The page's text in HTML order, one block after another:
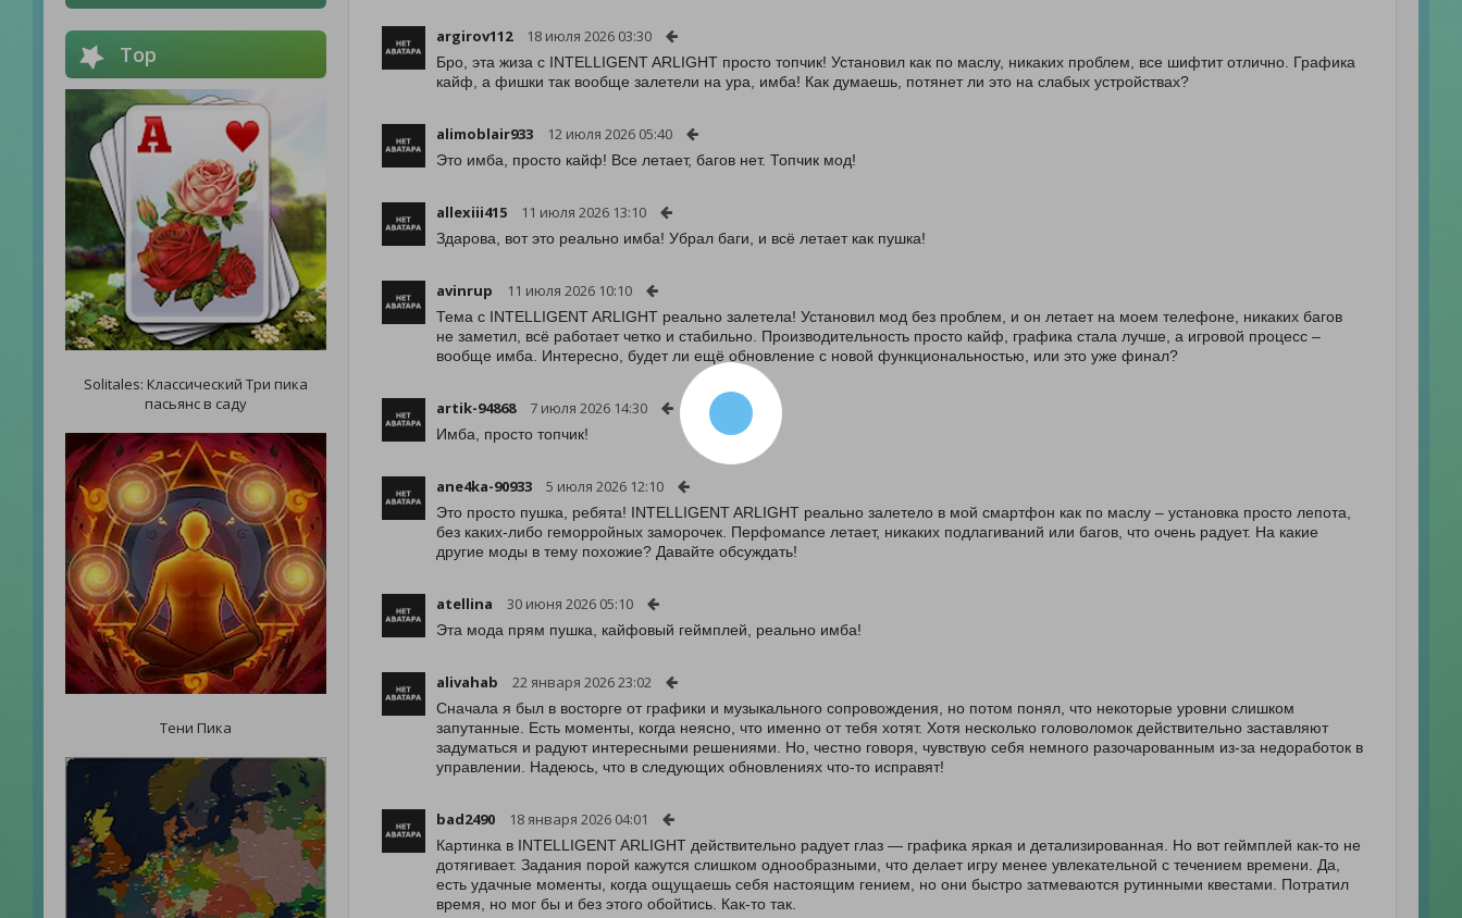
Top
Solitales: Классический Три пика
пасьянс в саду
Тени Пика
argirov112 18 июля 2026 03:30
Бро, эта жиза с INTELLIGENT ARLIGHT просто топчик! Установил как по маслу, никаких проблем, все шифтит отлично. Графика
кайф, а фишки так вообще залетели на ура, имба! Как думаешь, потянет ли это на слабых устройствах?
alimoblair933 12 июля 2026 05:40
Это имба, просто кайф! Все летает, багов нет. Топчик мод!
allexiii415 11 июля 2026 13:10
Здарова, вот это реально имба! Убрал баги, и всё летает как пушка!
avinrup 11 июля 2026 10:10
Тема с INTELLIGENT ARLIGHT реально залетела! Установил мод без проблем, и он летает на моем телефоне, никаких багов
не заметил, всё работает четко и стабильно. Производительность просто кайф, графика стала лучше, а игровой процесс –
вообще имба. Интересно, будет ли ещё обновление с новой функциональностью, или это уже финал?
artik-94868 7 июля 2026 14:30
Имба, просто топчик!
ane4ka-90933 5 июля 2026 12:10
Это просто пушка, ребята! INTELLIGENT ARLIGHT реально залетело в мой смартфон как по маслу – установка просто лепота,
без каких-либо геморройных заморочек. Перфомance летает, никаких подлагиваний или багов, что очень радует. На какие
другие моды в тему похожие? Давайте обсуждать!
atellina 30 июня 2026 05:10
Эта мода прям пушка, кайфовый геймплей, реально имба!
alivahab 22 января 2026 23:02
Сначала я был в восторге от графики и музыкального сопровождения, но потом понял, что некоторые уровни слишком
запутанные. Есть моменты, когда неясно, что именно от тебя хотят. Хотя несколько головоломок действительно заставляют
задуматься и радуют интересными решениями. Но, честно говоря, чувствую себя немного разочарованным из-за недоработок в
управлении. Надеюсь, что в следующих обновлениях что-то исправят!
bad2490 18 января 2026 04:01
Картинка в INTELLIGENT ARLIGHT действительно радует глаз — графика яркая и детализированная. Но вот геймплей как-то не
дотягивает. Задания порой кажутся слишком однообразными, что делает игру менее увлекательной с течением времени. Да,
есть удачные моменты, когда ощущаешь себя настоящим гением, но они быстро затмеваются рутинными квестами. Потратил
время, но мог бы и без этого обойтись. Как-то так.